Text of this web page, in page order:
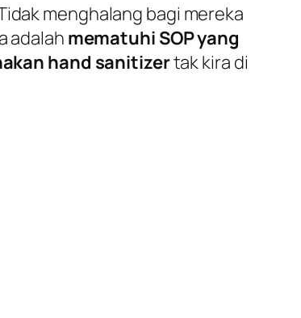
menghalang bagi mereka
adalah mematuhi SOP yang
hand sanitizertak kira di